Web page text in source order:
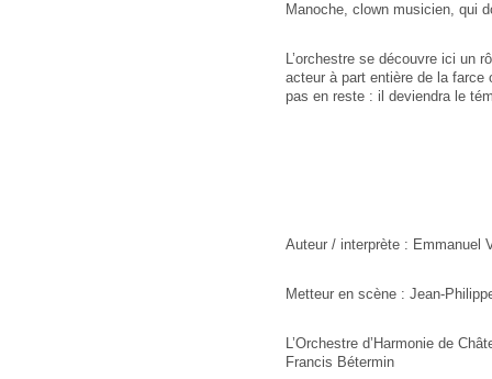
Manoche, clown musicien, qui
L’orchestre se découvre ici un
acteur à part entière de la farce
pas en reste : il deviendra le
Auteur / interprète : Emmanuel
Metteur en scène : Jean-
L’Orchestre d’Harmonie de
Francis Bétermin